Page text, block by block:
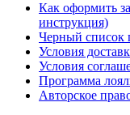
Как оформить
инструкция)
Черный список
Условия
Условия
Программа
Авторское